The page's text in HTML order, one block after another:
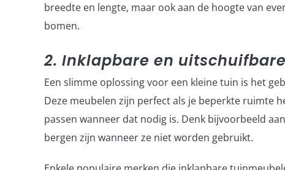
breedte en lengte, maar ook aan de hoogte van
bomen.
2. Inklapbare en
Een slimme oplossing voor een kleine tuin is het
Deze meubelen zijn perfect als je beperkte ruimte
passen wanneer dat nodig is. Denk bijvoorbeeld
bergen zijn wanneer ze niet worden gebruikt.